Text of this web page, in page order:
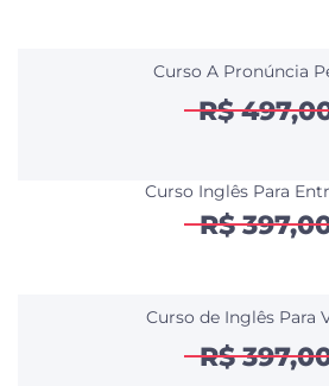
Curso A Pronúncia
R$
Curso Inglês Para
R$
Curso de Inglês Para
R$